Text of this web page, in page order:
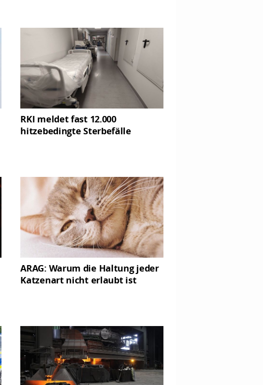
RKI meldet fast 12.000
hitzebedingte Sterbefälle
ARAG: Warum die Haltung jeder
Katzenart nicht erlaubt ist